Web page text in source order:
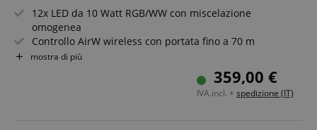
12x LED da 10 Watt RGB/WW con miscelazione
omogenea
Controllo AirW wireless con portata fino a 70 m
DMX, controllo musicale e telecomando radio
Proiezione senza sfarfallio per palco e streaming
Raffreddamento passivo per funzionamento
mostra di più
359,00 €
IVA.incl. + spedizione (IT)